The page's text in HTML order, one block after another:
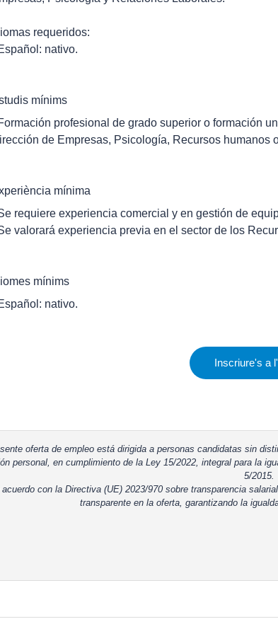
requeridos:
nativo.
mínims
profesional de grado superior o formación
de Empresas, Psicología, Recursos humanos
mínima
requiere experiencia comercial y en gestión de
valorará experiencia previa en el sector de los
mínims
nativo.
Inscriure's a
oferta de empleo está dirigida a personas candidatas sin
personal, en cumplimiento de la Ley 15/2022, integral para la
5/2015.
acuerdo con la Directiva (UE) 2023/970 sobre transparencia
transparente en la oferta, garantizando la